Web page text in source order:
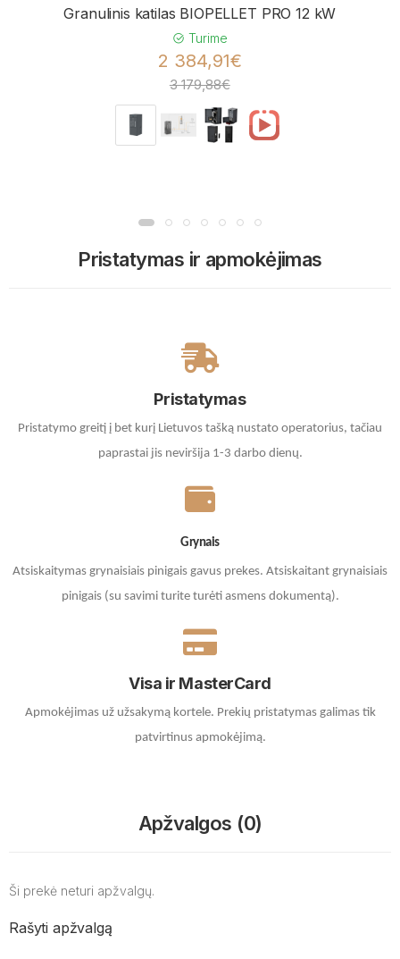
Granulinis katilas BIOPELLET PRO 12 kW
Turime
2 384,91€
3 179,88€
Pristatymas ir apmokėjimas
Pristatymas
Pristatymo greitį į bet kurį Lietuvos tašką nustato operatorius, tačiau
paprastai jis neviršija 1-3 darbo dienų.
Grynais
Atsiskaitymas grynaisiais pinigais gavus prekes. Atsiskaitant grynaisiais
pinigais (su savimi turite turėti asmens dokumentą).
Visa ir MasterCard
Apmokėjimas už užsakymą kortele. Prekių pristatymas galimas tik
patvirtinus apmokėjimą.
Apžvalgos (0)
Ši prekė neturi apžvalgų.
Rašyti apžvalgą